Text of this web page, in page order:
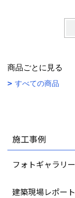
商品ごとに見る
すべての商品
施工事例
フォトギャラリー
建築現場レポート